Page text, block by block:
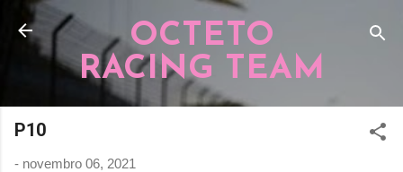
Pular para o conteúdo principal
OCTETO
RACING TEAM
P10
- novembro 06, 2021